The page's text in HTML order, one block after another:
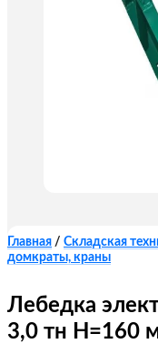
Главная / Складская
домкраты, краны
Лебедка
3,0 тн Н=160